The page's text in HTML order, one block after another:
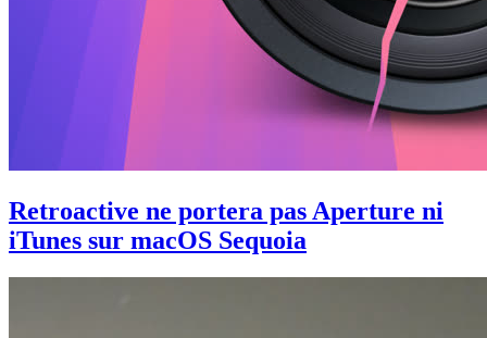
Retroactive ne portera pas Aperture ni
iTunes sur macOS Sequoia